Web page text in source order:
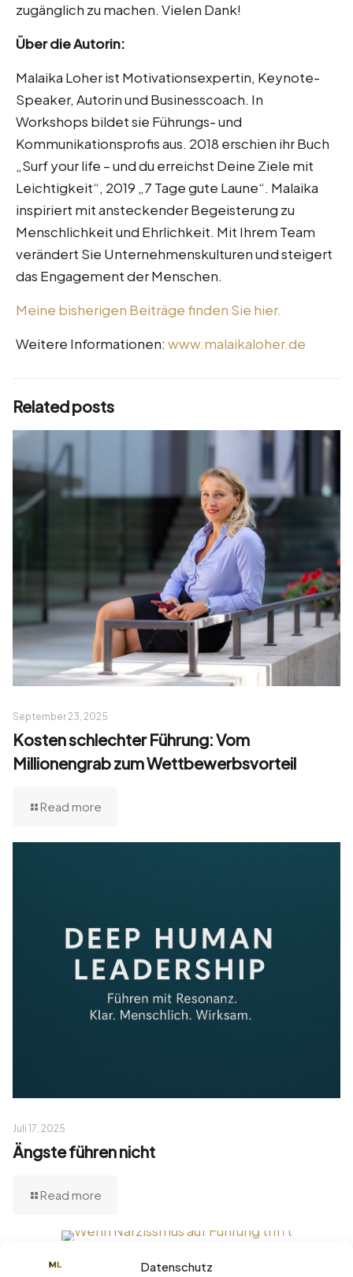
Datenschutz
zugänglich zu machen. Vielen Dank!
Über die Autorin:
Malaika Loher ist Motivationsexpertin, Keynote-
Speaker, Autorin und Businesscoach. In
Workshops bildet sie Führungs- und
Kommunikationsprofis aus. 2018 erschien ihr Buch
„Surf your life – und du erreichst Deine Ziele mit
Leichtigkeit“, 2019 „7 Tage gute Laune“. Malaika
inspiriert mit ansteckender Begeisterung zu
Menschlichkeit und Ehrlichkeit. Mit Ihrem Team
verändert Sie Unternehmenskulturen und steigert
das Engagement der Menschen.
Meine bisherigen Beiträge finden Sie hier.
Weitere Informationen:www.malaikaloher.de
Related posts
September 23, 2025
Kosten schlechter Führung: Vom
Millionengrab zum Wettbewerbsvorteil
Read more
Juli 17, 2025
Ängste führen nicht
Read more